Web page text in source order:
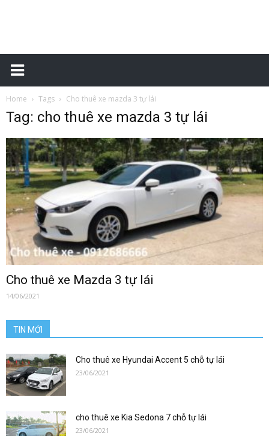
Xe
lái
Home Tags Cho thuê xe mazda 3 tự lái
Tag: cho thuê xe mazda 3 tự lái
Cho thuê xe Mazda 3 tự lái
14/06/2021
TIN MỚI
Cho thuê xe Hyundai Accent 5 chỗ tự lái
23/06/2021
cho thuê xe Kia Sedona 7 chỗ tự lái
23/06/2021